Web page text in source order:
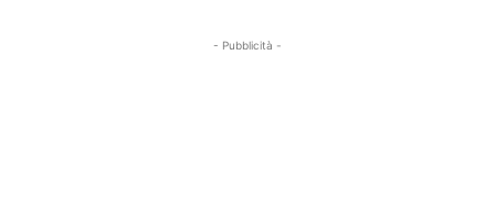
- Pubblicità -